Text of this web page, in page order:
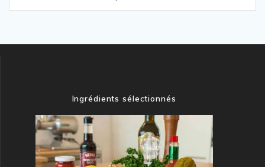
Ingrédients sélectionnés